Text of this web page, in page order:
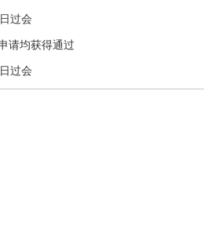
过会
请均获得通过
过会